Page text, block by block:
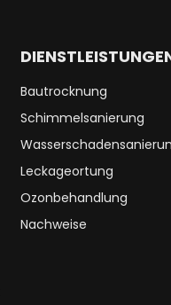
Bautrocknung
Schimmelsanierung
Leckageortung
Ozonbehandlung
Nachweise